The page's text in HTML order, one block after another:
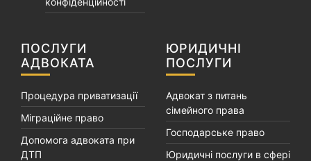
ПОСЛУГИ
АДВОКАТА
Процедура приватизації
Міграційне право
Допомога адвоката при
ДТП
ЮРИДИЧНІ
ПОСЛУГИ
Адвокат з питань
сімейного права
Господарське право
Юридичні послуги в сфері